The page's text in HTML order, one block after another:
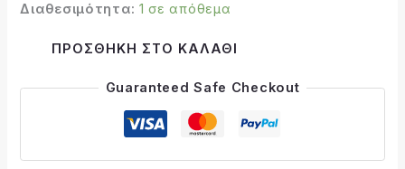
Διαθεσιμότητα: 1 σε απόθεμα
ΠΡΟΣΘΉΚΗ ΣΤΟ ΚΑΛΆΘΙ
Guaranteed Safe Checkout